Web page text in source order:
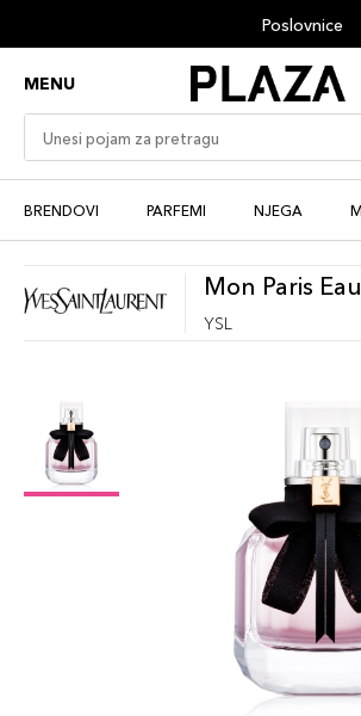
Poslovnice
MENU
BRENDOVI PARFEMI NJEGA
Mon Paris
YSL